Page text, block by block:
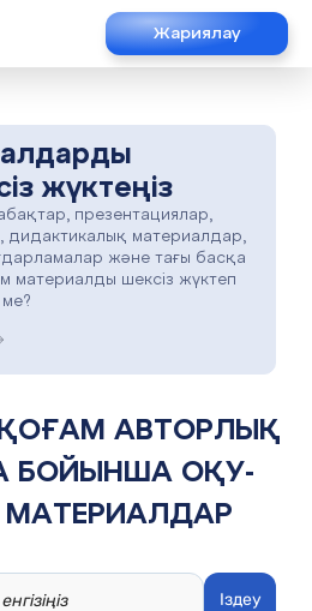
Жариялау
жүктеңіз
презентациялар,
дидактикалық материалдар,
және тағы басқа
материалды шексіз жүктеп
БОЙЫНША ОҚУ-
МАТЕРИАЛДАР
Іздеу